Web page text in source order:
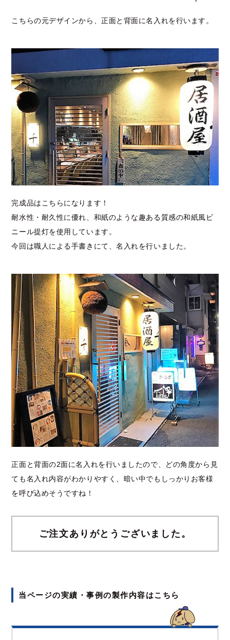
こちらの元デザインから、正面と背面に名入れを行います。
完成品はこちらになります！
耐水性・耐久性に優れ、和紙のような趣ある質感の和紙風ビ
ニール提灯を使用しています。
今回は職人による手書きにて、名入れを行いました。
正面と背面の2面に名入れを行いましたので、どの角度から見
ても名入れ内容がわかりやすく、暗い中でもしっかりお客様
を呼び込めそうですね！
ご注文ありがとうございました。
当ページの実績・事例の製作内容はこちら